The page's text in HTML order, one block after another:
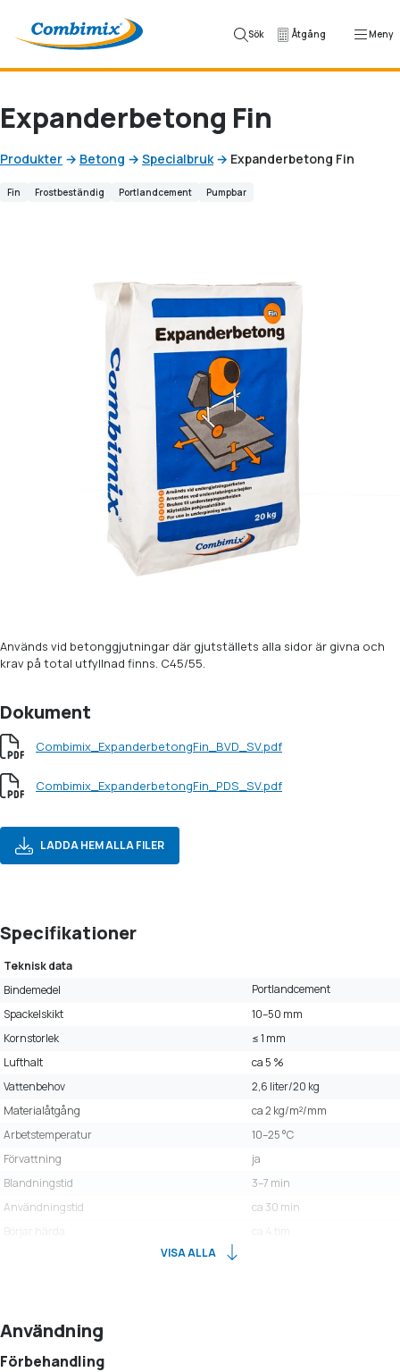
Sök Åtgång Meny
Expanderbetong Fin
Produkter → Betong → Specialbruk → Expanderbetong Fin
Fin Frostbeständig Portlandcement Pumpbar
Används vid betonggjutningar där gjutställets alla sidor är givna och
krav på total utfyllnad finns. C45/55.
Dokument
Combimix_ExpanderbetongFin_BVD_SV.pdf
Combimix_ExpanderbetongFin_PDS_SV.pdf
LADDA HEM ALLA FILER
Specifikationer
Teknisk data
Bindemedel
Portlandcement
Spackelskikt
10–50 mm
Kornstorlek
≤ 1 mm
Lufthalt
ca 5 %
Vattenbehov
2,6 liter/20 kg
Materialåtgång
ca 2 kg/m²/mm
Arbetstemperatur
10–25 °C
Förvattning
ja
Blandningstid
3–7 min
Användningstid
ca 30 min
VISA ALLA
Användning
Förbehandling